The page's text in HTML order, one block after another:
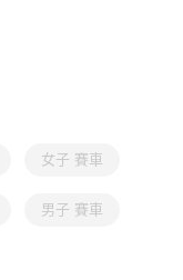
女子 賽車
男子 賽車